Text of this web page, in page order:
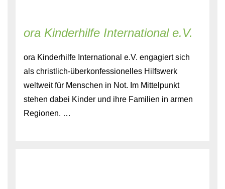
ora Kinderhilfe International e.V.
ora Kinderhilfe International e.V. engagiert sich
als christlich-überkonfessionelles Hilfswerk
weltweit für Menschen in Not. Im Mittelpunkt
stehen dabei Kinder und ihre Familien in armen
Regionen. …